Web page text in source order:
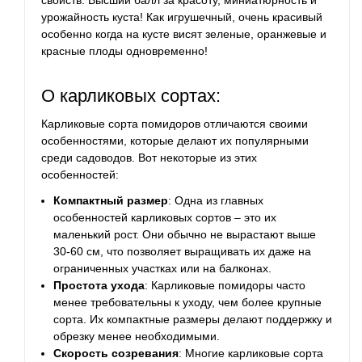
урожайность куста! Как игрушечный, очень красивый
особенно когда на кусте висят зеленые, оранжевые и
красные плоды одновременно!
О карликовых сортах:
Карликовые сорта помидоров отличаются своими
особенностями, которые делают их популярными
среди садоводов. Вот некоторые из этих
особенностей:
Компактный размер: Одна из главных
особенностей карликовых сортов – это их
маленький рост. Они обычно не вырастают выше
30-60 см, что позволяет выращивать их даже на
ограниченных участках или на балконах.
Простота ухода: Карликовые помидоры часто
менее требовательны к уходу, чем более крупные
сорта. Их компактные размеры делают поддержку и
обрезку менее необходимыми.
Скорость созревания: Многие карликовые сорта